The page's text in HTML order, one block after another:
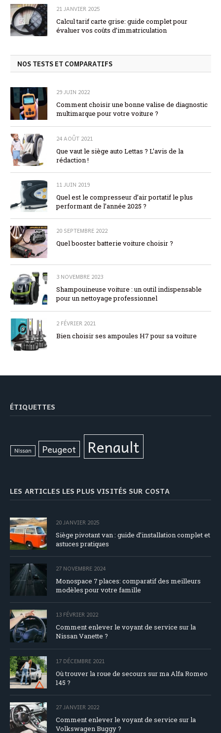
21 JANVIER 2025
Calcul tarif carte grise: guide complet pour
évaluer vos coûts d’immatriculation
NOS TESTS ET COMPARATIFS
29 JUIN 2022
Comment choisir une bonne valise de diagnostic
multimarque pour votre voiture ?
24 AOÛT 2021
Que vaut le siège auto Lettas ? L’avis de la
rédaction !
11 JUIN 2019
Quel est le compresseur d’air portatif le plus
performant de l’année 2025 ?
20 SEPTEMBRE 2022
Quel booster batterie voiture choisir ?
3 NOVEMBRE 2023
Shampouineuse voiture : un outil indispensable
pour un nettoyage professionnel
2 FÉVRIER 2021
Bien choisir ses ampoules H7 pour sa voiture
ÉTIQUETTES
Nissan Peugeot Renault
LES ARTICLES LES PLUS VISITÉS SUR COSTA
20 JANVIER 2025
Siège pivotant van : guide d’installation complet et
astuces pratiques
27 NOVEMBRE 2024
Monospace 7 places: comparatif des meilleurs
modèles pour votre famille
13 FÉVRIER 2022
Comment enlever le voyant de service sur la
Nissan Vanette ?
17 DÉCEMBRE 2021
Où trouver la roue de secours sur ma Alfa Romeo
145 ?
27 JANVIER 2022
Comment enlever le voyant de service sur la
Volkswagen Buggy ?